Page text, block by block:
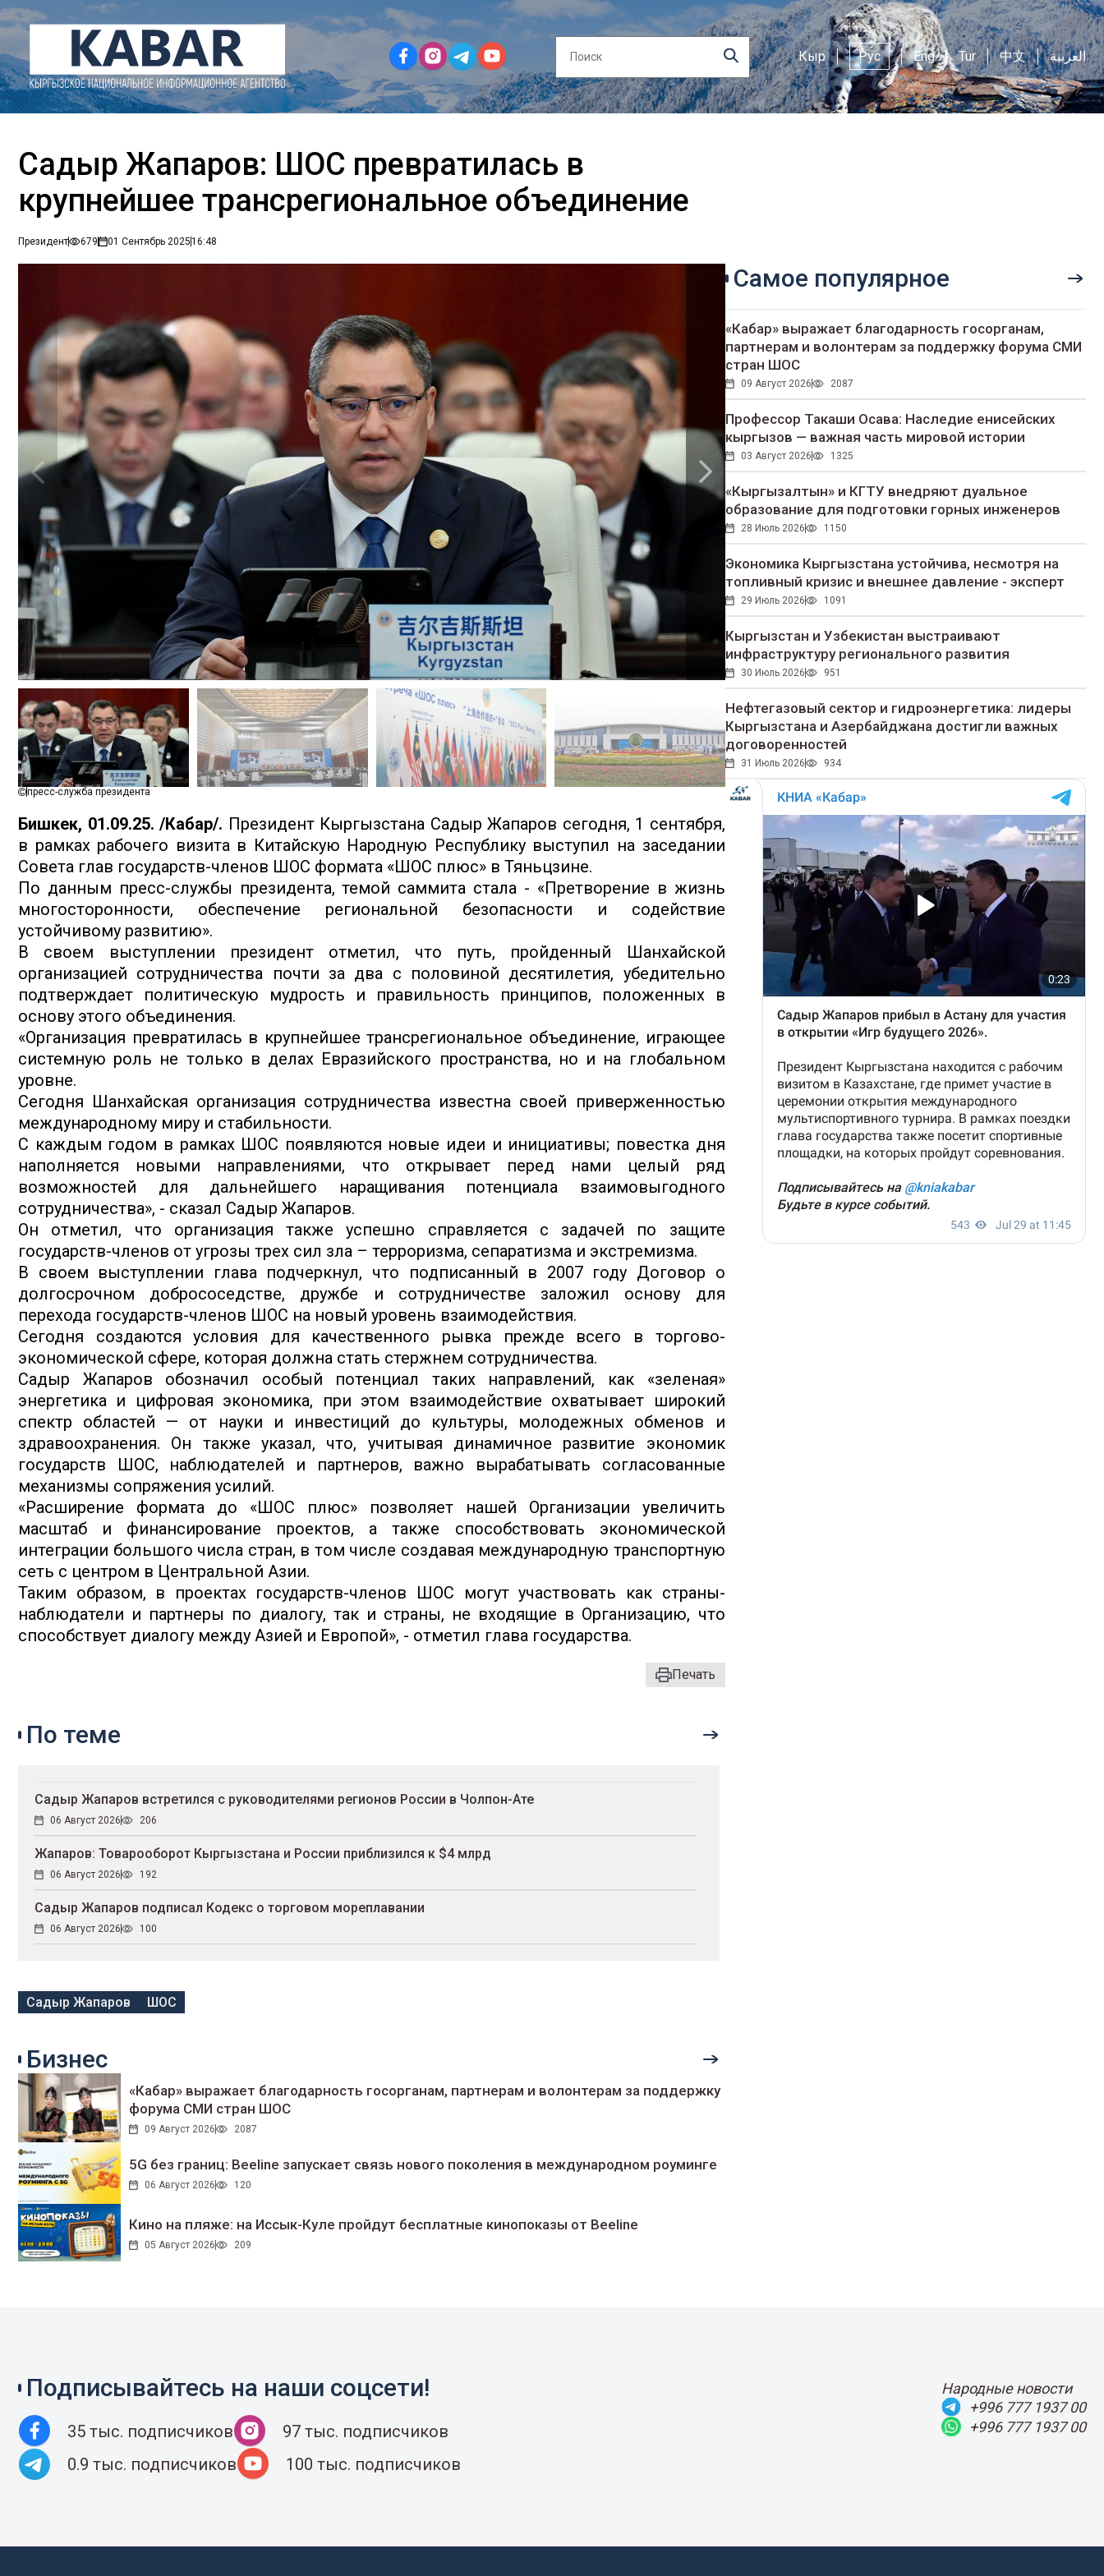
Кыр Рус Eng Tur 中文 العربية
Садыр Жапаров: ШОС превратилась в
крупнейшее трансрегиональное объединение
Президент 679 01 Сентябрь 202516:48
пресс-служба президента
Бишкек, 01.09.25. /Кабар/. Президент Кыргызстана Садыр Жапаров сегодня, 1 сентября,
в рамках рабочего визита в Китайскую Народную Республику выступил на заседании
Совета глав государств-членов ШОС формата «ШОС плюс» в Тяньцзине.
По данным пресс-службы президента, темой саммита стала - «Претворение в жизнь
многосторонности, обеспечение региональной безопасности и содействие
устойчивому развитию».
В своем выступлении президент отметил, что путь, пройденный Шанхайской
организацией сотрудничества почти за два с половиной десятилетия, убедительно
подтверждает политическую мудрость и правильность принципов, положенных в
основу этого объединения.
«Организация превратилась в крупнейшее трансрегиональное объединение, играющее
системную роль не только в делах Евразийского пространства, но и на глобальном
уровне.
Сегодня Шанхайская организация сотрудничества известна своей приверженностью
международному миру и стабильности.
С каждым годом в рамках ШОС появляются новые идеи и инициативы; повестка дня
наполняется новыми направлениями, что открывает перед нами целый ряд
возможностей для дальнейшего наращивания потенциала взаимовыгодного
сотрудничества», - сказал Садыр Жапаров.
Он отметил, что организация также успешно справляется с задачей по защите
государств-членов от угрозы трех сил зла – терроризма, сепаратизма и экстремизма.
В своем выступлении глава подчеркнул, что подписанный в 2007 году Договор о
долгосрочном добрососедстве, дружбе и сотрудничестве заложил основу для
перехода государств-членов ШОС на новый уровень взаимодействия.
Сегодня создаются условия для качественного рывка прежде всего в торгово-
экономической сфере, которая должна стать стержнем сотрудничества.
Садыр Жапаров обозначил особый потенциал таких направлений, как «зеленая»
энергетика и цифровая экономика, при этом взаимодействие охватывает широкий
спектр областей — от науки и инвестиций до культуры, молодежных обменов и
здравоохранения. Он также указал, что, учитывая динамичное развитие экономик
государств ШОС, наблюдателей и партнеров, важно вырабатывать согласованные
механизмы сопряжения усилий.
«Расширение формата до «ШОС плюс» позволяет нашей Организации увеличить
масштаб и финансирование проектов, а также способствовать экономической
интеграции большого числа стран, в том числе создавая международную транспортную
сеть с центром в Центральной Азии.
Таким образом, в проектах государств-членов ШОС могут участвовать как страны-
наблюдатели и партнеры по диалогу, так и страны, не входящие в Организацию, что
способствует диалогу между Азией и Европой», - отметил глава государства.
Печать
Самое популярное
«Кабар» выражает благодарность госорганам,
партнерам и волонтерам за поддержку форума СМИ
стран ШОС
09 Август 2026 2087
Профессор Такаши Осава: Наследие енисейских
кыргызов — важная часть мировой истории
03 Август 2026 1325
«Кыргызалтын» и КГТУ внедряют дуальное
образование для подготовки горных инженеров
28 Июль 2026 1150
Экономика Кыргызстана устойчива, несмотря на
топливный кризис и внешнее давление - эксперт
29 Июль 2026 1091
Кыргызстан и Узбекистан выстраивают
инфраструктуру регионального развития
30 Июль 2026 951
Нефтегазовый сектор и гидроэнергетика: лидеры
Кыргызстана и Азербайджана достигли важных
договоренностей
31 Июль 2026 934
По теме
Садыр Жапаров встретился с руководителями регионов России в Чолпон-Ате
06 Август 2026 206
Жапаров: Товарооборот Кыргызстана и России приблизился к $4 млрд
06 Август 2026 192
Садыр Жапаров подписал Кодекс о торговом мореплавании
06 Август 2026 100
Садыр Жапаров ШОС
Бизнес
«Кабар» выражает благодарность госорганам, партнерам и волонтерам за поддержку
форума СМИ стран ШОС
09 Август 2026 2087
5G без границ: Beeline запускает связь нового поколения в международном роуминге
06 Август 2026 120
Кино на пляже: на Иссык-Куле пройдут беcплатные кинопоказы от Beeline
05 Август 2026 209
Подписывайтесь на наши соцсети!
35 тыс. подписчиков
97 тыс. подписчиков
0.9 тыс. подписчиков
100 тыс. подписчиков
Народные новости
+996 777 1937 00
+996 777 1937 00